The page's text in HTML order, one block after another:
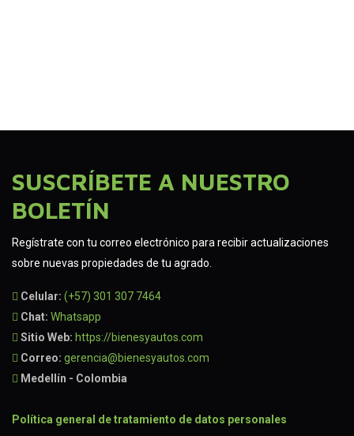
SUSCRÍBETE A NUESTRO
BOLETÍN
Regístrate con tu correo electrónico para recibir actualizaciones
sobre nuevas propiedades de tu agrado.
Celular: (+57) 301 307 7464
Chat: Whatsapp
Sitio Web: https://bienesyautos.com
Correo: gerencia@bienesyautos.com
Medellín - Colombia
Política general de tratamiento de datos personales